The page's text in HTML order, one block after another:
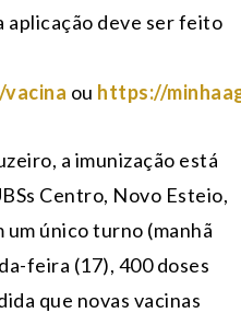
aplicação deve ser feito
ou https://
a imunização está
Centro, Novo Esteio,
um único turno (manhã
feira (17), 400 doses
que novas vacinas